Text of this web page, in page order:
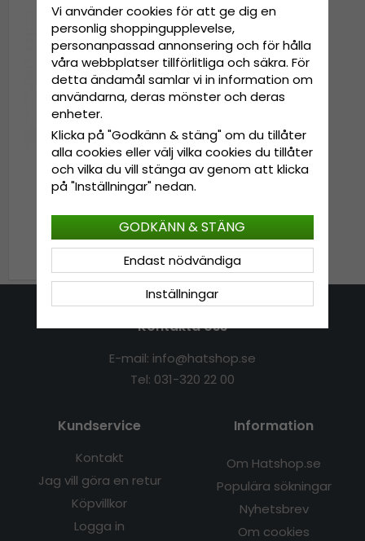
679 kr849 kr
Kontakta oss
E-mail: info@hatshop.se
Tel: 031-320 22 00
Kundservice
Kontakt
Jag vill göra en retur
Köpvillkor
Logga in
Information
Om Hatshop.se
Populära sökningar
Nyhetsbrev
Om cookies
Vi använder cookies för att ge dig en
personlig shoppingupplevelse,
personanpassad annonsering och för hålla
våra webbplatser tillförlitliga och säkra. För
detta ändamål samlar vi in information om
användarna, deras mönster och deras
enheter.
Klicka på "Godkänn & stäng" om du tillåter
alla cookies eller välj vilka cookies du tillåter
och vilka du vill stänga av genom att klicka
på "Inställningar" nedan.
Inställningar
Endast nödvändiga
GODKÄNN & STÄNG